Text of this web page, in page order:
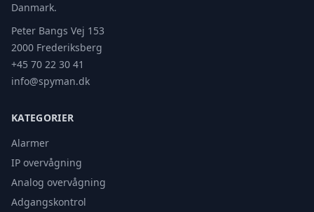
Danmark.
Peter Bangs Vej 153
2000 Frederiksberg
+45 70 22 30 41
info@spyman.dk
KATEGORIER
Alarmer
IP overvågning
Analog overvågning
Adgangskontrol